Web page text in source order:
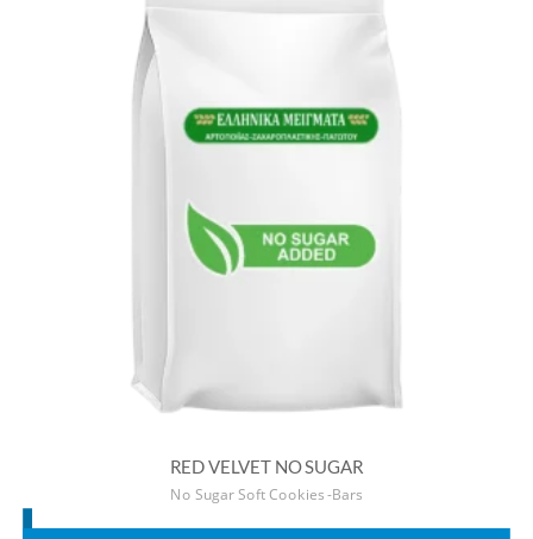
RED VELVET NO SUGAR
No Sugar Soft Cookies -Bars